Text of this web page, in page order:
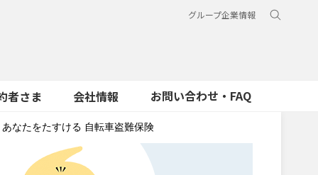
グループ企業情報
者さま 会社情報 お問い合わせ・FAQ
あなたをたすける 自転車盗難保険